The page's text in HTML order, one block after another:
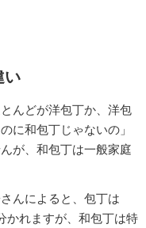
い
んどが洋包丁か、洋包
に和包丁じゃないの」
が、和包丁は一般家庭
んによると、包丁は
かれますが、和包丁は特